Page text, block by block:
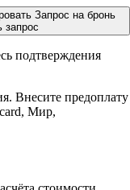
Запрос на бронь
запрос
подтверждения
Внесите предоплату
Мир,